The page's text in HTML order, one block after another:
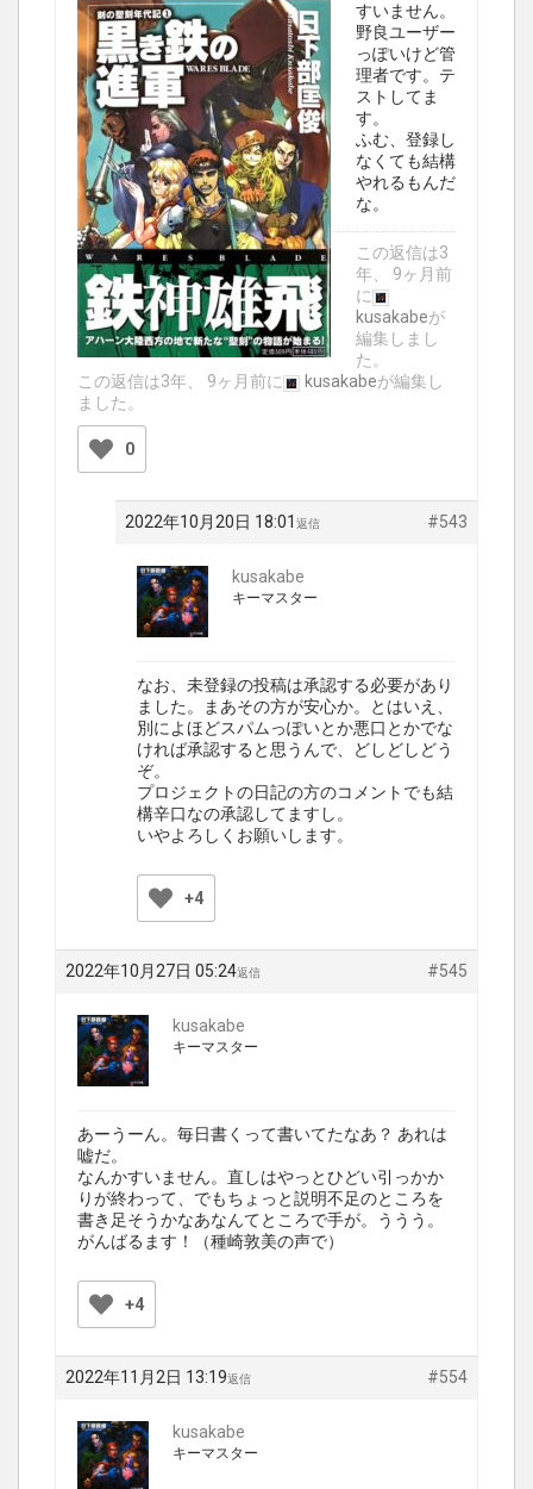
すいません。
野良ユーザー
っぽいけど管
理者です。テ
ストしてま
す。
ふむ、登録し
なくても結構
やれるもんだ
な。
この返信は3
年、 9ヶ月前
に
kusakabeが
編集しまし
た。
この返信は3年、 9ヶ月前に
kusakabeが編集し
ました。
0
2022年10月20日 18:01 #543
返信
kusakabe
キーマスター
なお、未登録の投稿は承認する必要があり
ました。まあその方が安心か。とはいえ、
別によほどスパムっぽいとか悪口とかでな
ければ承認すると思うんで、どしどしどう
ぞ。
プロジェクトの日記の方のコメントでも結
構辛口なの承認してますし。
いやよろしくお願いします。
+4
2022年10月27日 05:24 #545
返信
kusakabe
キーマスター
あーうーん。毎日書くって書いてたなあ？ あれは
嘘だ。
なんかすいません。直しはやっとひどい引っかか
りが終わって、でもちょっと説明不足のところを
書き足そうかなあなんてところで手が。ううう。
がんばるます！（種崎敦美の声で）
+4
2022年11月2日 13:19 #554
返信
kusakabe
キーマスター